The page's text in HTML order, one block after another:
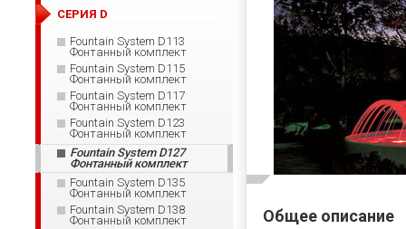
Общее описание
СЕРИЯ D
Fountain System D113
Фонтанный комплект
Fountain System D115
Фонтанный комплект
Fountain System D117
Фонтанный комплект
Fountain System D123
Фонтанный комплект
Fountain System D127
Фонтанный комплект
Fountain System D135
Фонтанный комплект
Fountain System D138
Фонтанный комплект